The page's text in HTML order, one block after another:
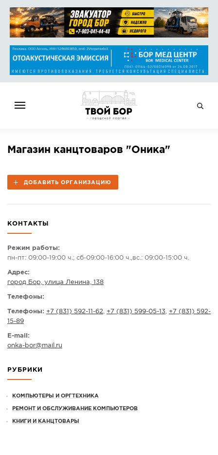
НОВОСТИ
ОБЪЯВЛЕНИЯ
КАМЕРЫ
КОНКУРСЫ
ПРЕДЛОЖИТЬ НОВОСТЬ
Магазин канцтоваров "Оника"
ДОБАВИТЬ ОРГАНИЗАЦИЮ
КОНТАКТЫ
Режим работы:
пн-пт: 09:00-19:00 ч.; сб-09:00-16:00 ч.,вс.: 09:00-15:00 ч.
Адрес:
город Бор, улица Ленина, 138
Телефоны:
Телефоны: +7 (831) 592-11-62, +7 (831) 599-05-13, +7 (831) 592-
15-89
E-mail:
onka-bor@mail.ru
РУБРИКИ
КОМПЬЮТЕРЫ И ОРГТЕХНИКА
РЕМОНТ И ОБСЛУЖИВАНИЕ КОМПЬЮТЕРОВ
КНИГИ И КАНЦТОВАРЫ